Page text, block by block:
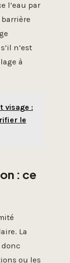
l’eau par
n’est
à
visage :
le
: ce
La
ou les